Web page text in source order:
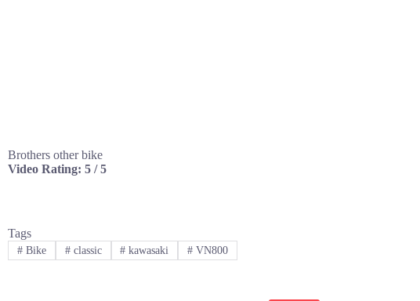
Brothers other bike
Video Rating: 5 / 5
Tags
#Bike #classic # kawasaki # VN800